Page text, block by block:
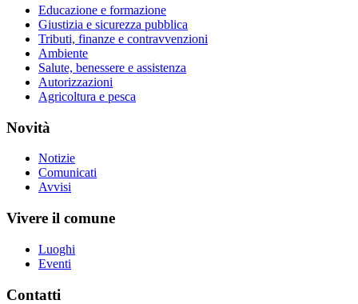
Educazione e formazione
Giustizia e sicurezza pubblica
Tributi, finanze e contravvenzioni
Ambiente
Salute, benessere e assistenza
Autorizzazioni
Agricoltura e pesca
Novità
Notizie
Comunicati
Avvisi
Vivere il comune
Luoghi
Eventi
Contatti